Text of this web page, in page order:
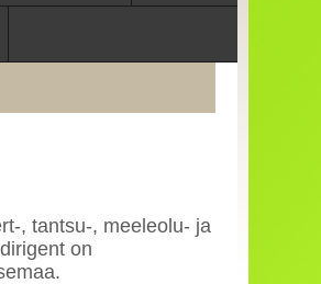
, tantsu-, meeleolu- ja
on